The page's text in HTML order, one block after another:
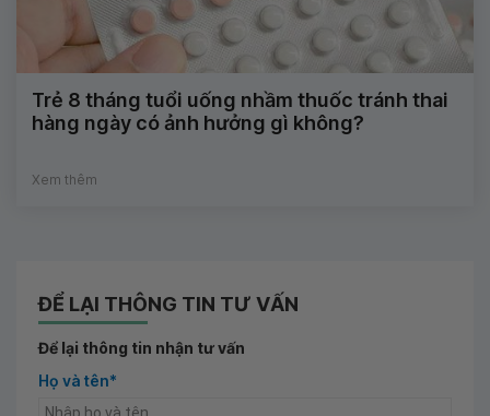
Trẻ 8 tháng tuổi uống nhầm thuốc tránh thai
hàng ngày có ảnh hưởng gì không?
Xem thêm
ĐỂ LẠI THÔNG TIN TƯ VẤN
Để lại thông tin nhận tư vấn
Họ và tên*